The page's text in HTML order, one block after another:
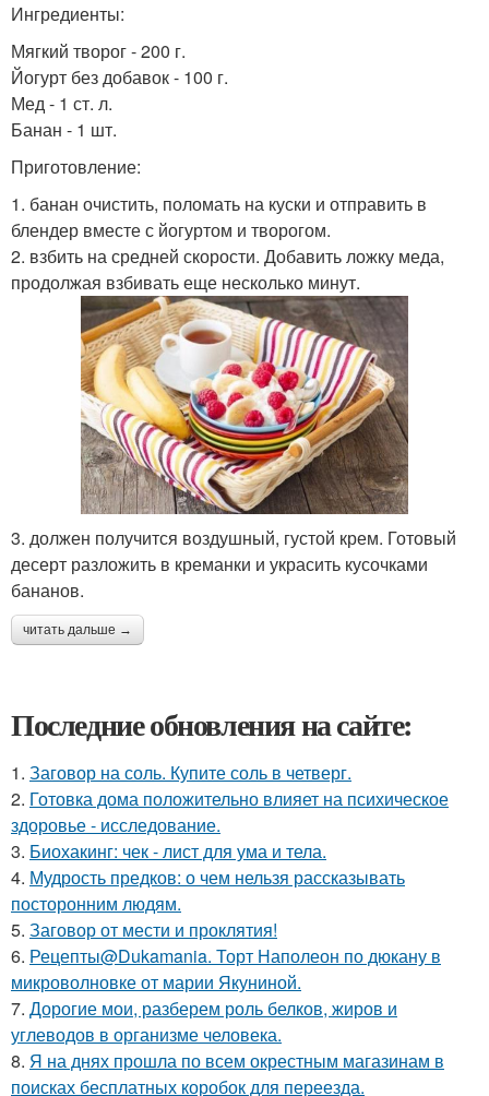
Ингредиенты:
Мягкий творог - 200 г.
Йогурт без добавок - 100 г.
Мед - 1 ст. л.
Банан - 1 шт.
Приготовление:
1. банан очистить, поломать на куски и отправить в
блендер вместе с йогуртом и творогом.
2. взбить на средней скорости. Добавить ложку меда,
продолжая взбивать еще несколько минут.
3. должен получится воздушный, густой крем. Готовый
десерт разложить в креманки и украсить кусочками
бананов.
читать дальше →
Последние обновления на сайте:
1. Заговор на соль. Купите соль в четверг.
2. Готовка дома положительно влияет на психическое
здоровье - исследование.
3. Биохакинг: чек - лист для ума и тела.
4. Мудрость предков: о чем нельзя рассказывать
посторонним людям.
5. Заговор от мести и проклятия!
6. Рецепты@Dukamania. Торт Наполеон по дюкану в
микроволновке от марии Якуниной.
7. Дорогие мои, разберем роль белков, жиров и
углеводов в организме человека.
8. Я на днях прошла по всем окрестным магазинам в
поисках бесплатных коробок для переезда.